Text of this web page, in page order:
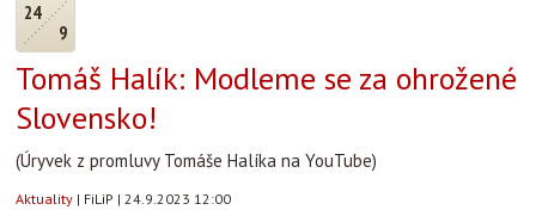
24
9
Tomáš Halík: Modleme se za ohrožené
Slovensko!
(Úryvek z promluvy Tomáše Halíka na YouTube)
Aktuality | FiLiP | 24.9.2023 12:00